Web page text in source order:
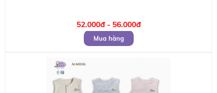
52.000đ - 56.000đ
Mua hàng